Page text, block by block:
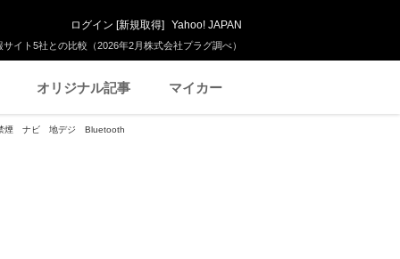
イト5社との比較（2026年2月株式会社プラグ調べ）
ログイン [新規取得] Yahoo! JAPAN
オリジナル記事 マイカー
禁煙 ナビ 地デジ Bluetooth